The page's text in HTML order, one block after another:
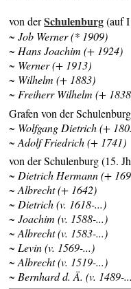
von derSchulenburg(auf
~ Job Werner (* 1909)
~ Hans Joachim (+ 1924)
~ Werner (+ 1913)
~ Wilhelm (+ 1883)
~ Freiherr Wilhelm (+
Grafen von der
~ Wolfgang Dietrich (+
~ Adolf Friedrich (+ 1741)
von der Schulenburg (15.
~ Dietrich Hermann (+
~ Albrecht (+ 1642)
~ Dietrich (v. 1618-...)
~ Joachim (v. 1588-...)
~ Albrecht (v. 1583-...)
~ Levin (v. 1569-...)
~ Albrecht (v. 1519-...)
~ Bernhard d. Ä. (v. 1489-